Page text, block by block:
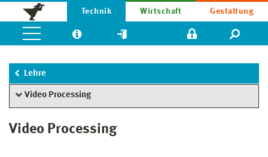
Technik Wirtschaft Gestaltung
Lehre
Video Processing
Video Processing